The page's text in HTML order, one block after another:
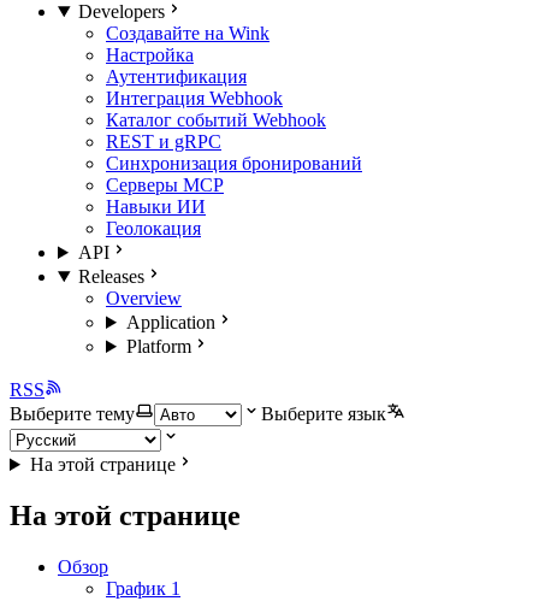
Developers
Создавайте на Wink
Настройка
Аутентификация
Интеграция Webhook
Каталог событий Webhook
REST и gRPC
Синхронизация бронирований
Серверы MCP
Навыки ИИ
Геолокация
API
Releases
Overview
Application
Platform
RSS
Выберите тему
Выберите язык
На этой странице
На этой странице
Обзор
График 1